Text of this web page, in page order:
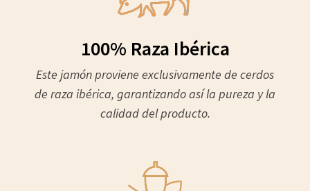
100% Raza Ibérica
Este jamón proviene exclusivamente de cerdos
de raza ibérica, garantizando así la pureza y la
calidad del producto.